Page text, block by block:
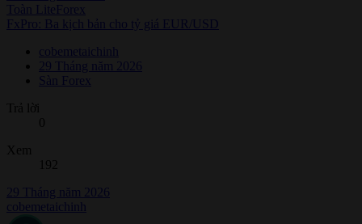
Toàn LiteForex
FxPro: Ba kịch bản cho tỷ giá EUR/USD
cobemetaichinh
29 Tháng năm 2026
Sàn Forex
Trả lời
0
Xem
192
29 Tháng năm 2026
cobemetaichinh